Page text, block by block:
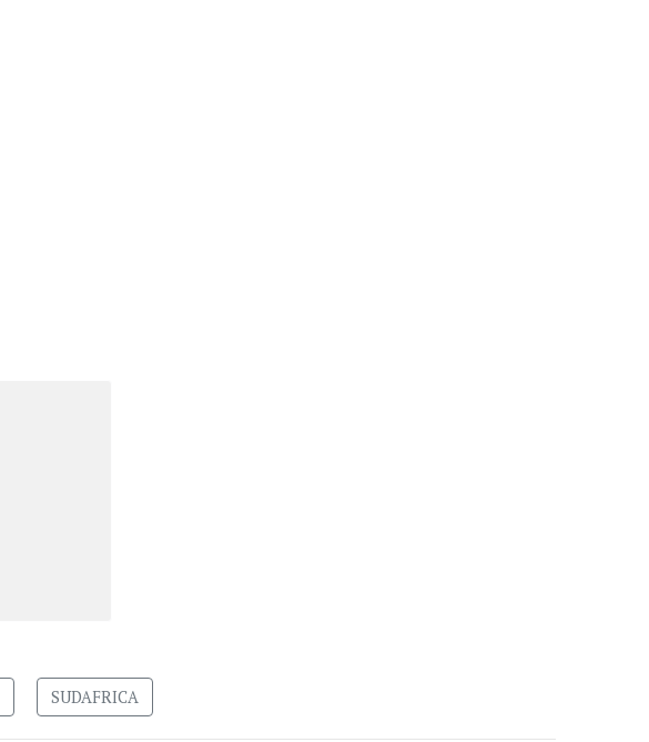
SUDAFRICA